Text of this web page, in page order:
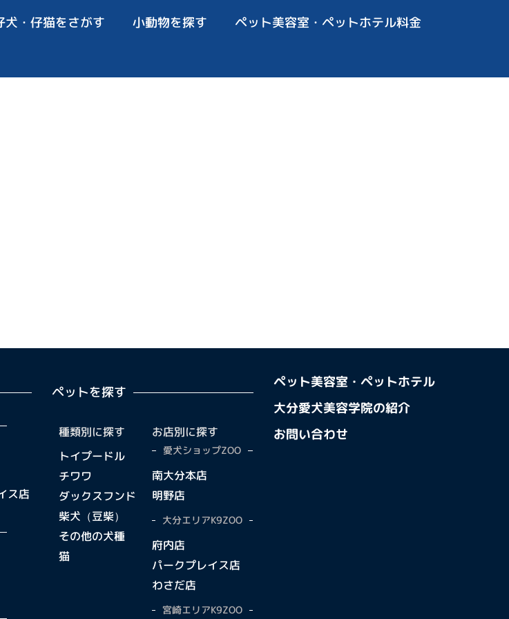
犬・仔猫をさがす 小動物を探す
ペット美容室・ペットホテル料金
ス店
ペットを探す
種類別に探す
トイプードル
チワワ
ダックスフンド
柴犬（豆柴）
その他の犬種
猫
お店別に探す
愛犬ショップZOO
南大分本店
明野店
大分エリアK9ZOO
府内店
パークプレイス店
わさだ店
宮崎エリアK9ZOO
ペット美容室・ペットホテル
大分愛犬美容学院の紹介
お問い合わせ